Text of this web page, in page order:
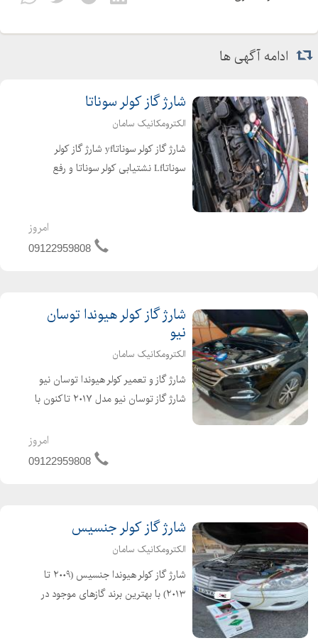
ادامه آگهی ها
شارژ گاز کولر سوناتا
الکترومکانیک سامان
شارژ گاز کولر سوناتاyf شارژ گاز کولر
سوناتاLf نشتیابی کولر سوناتا و رفع
هانیول آمریکا، هارپ و فروژن انگلیس،امروز
09122959808
شارژ گاز کولر هیوندا توسان
نیو
الکترومکانیک سامان
شارژ گاز و تعمیر کولر هیوندا توسان نیو
شارژ گاز توسان نیو مدل ۲۰۱۷ تاکنون با
نشتیابی کولر توسان نیو (هارپ و فروژن
انگلیس،کلیا ژاپن و هانیول آمریکا)
امروز
09122959808
شارژ گاز کولر جنسیس
الکترومکانیک سامان
شارژ گاز کولر هیوندا جنسیس (۲۰۰۹ تا
۲۰۱۳) با بهترین برند گازهای موجود در